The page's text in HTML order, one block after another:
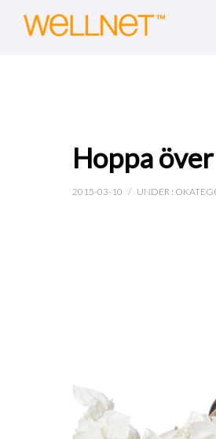
Hoppa
2015-03-10 / UNDER :